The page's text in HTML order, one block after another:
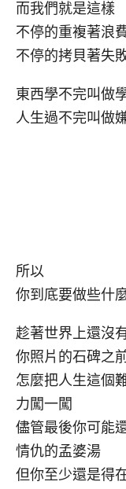
而我們就是這樣
不停的重複著浪
不停的拷貝著失
東西學不完叫做
人生過不完叫做
所以
你到底要做些什
趁著世界上還沒
你照片的石碑之
怎麼把人生這個
力闖一闖
儘管最後你可能
情仇的孟婆湯
但你至少還是得